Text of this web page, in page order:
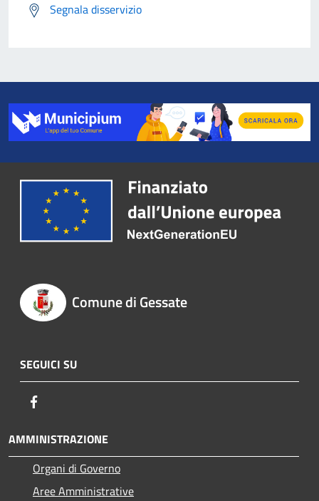
Segnala disservizio
Comune di Gessate
SEGUICI SU
AMMINISTRAZIONE
Organi di Governo
Aree Amministrative